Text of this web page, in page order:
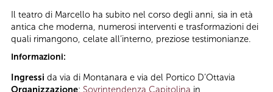
Il teatro di Marcello ha subito nel corso degli anni, sia in età
antica che moderna, numerosi interventi e trasformazioni dei
quali rimangono, celate all’interno, preziose testimonianze.
Informazioni:
Ingressi da via di Montanara e via del Portico D’Ottavia
Organizzazione: Sovrintendenza Capitolina in